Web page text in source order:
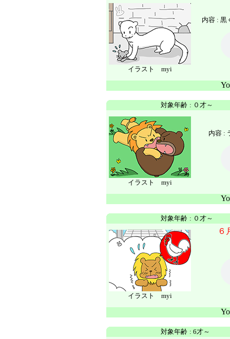
イラスト myi
内容 : 黒
対象年齢 : ０才～
イラスト myi
内容 :
対象年齢 : ０才～
イラスト myi
６
対象年齢 : 6才～